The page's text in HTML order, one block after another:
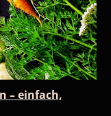
– einfach,